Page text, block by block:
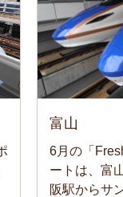
富山
6月の「
ートは、富
阪駅からサ